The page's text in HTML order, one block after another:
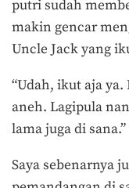
putri sudah
makin gencar
Uncle Jack yang
“Udah, ikut aja
aneh. Lagipula
lama juga di sana.”
Saya sebenarnya